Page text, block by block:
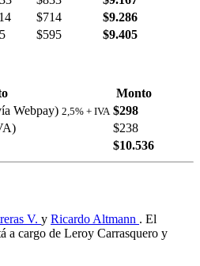
$714
$9.286
$595 $9.405
Monto
Webpay) 2,5% + IVA $298
$238
$10.536
V. y Ricardo Altmann . El
a cargo de Leroy Carrasquero y